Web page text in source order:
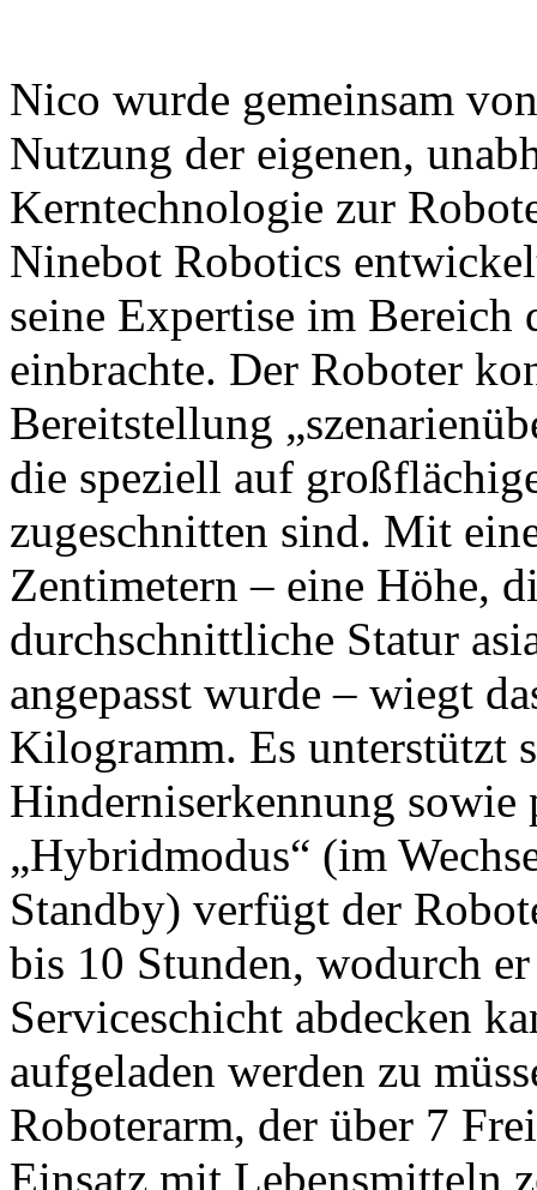
Nico wurde gemeinsam
Nutzung der eigenen,
Kerntechnologie zur
Ninebot Robotics
seine Expertise im
einbrachte. Der Roboter
Bereitstellung
die speziell auf
zugeschnitten sind. Mit
Zentimetern – eine Höhe,
durchschnittliche Statur
angepasst wurde – wiegt
Kilogramm. Es unterstützt
Hinderniserkennung sowie
„Hybridmodus“ (im
Standby) verfügt der
bis 10 Stunden, wodurch
Serviceschicht abdecken
aufgeladen werden zu
Roboterarm, der über 7
Einsatz mit Lebensmitteln